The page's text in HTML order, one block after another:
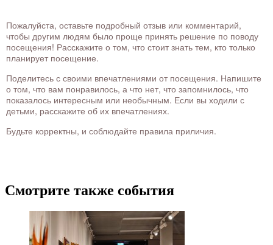
Пожалуйста, оставьте подробный отзыв или комментарий,
чтобы другим людям было проще принять решение по поводу
посещения! Расскажите о том, что стоит знать тем, кто только
планирует посещение.
Поделитесь с своими впечатлениями от посещения. Напишите
о том, что вам понравилось, а что нет, что запомнилось, что
показалось интересным или необычным. Если вы ходили с
детьми, расскажите об их впечатлениях.
Будьте корректны, и соблюдайте правила приличия.
Смотрите также события